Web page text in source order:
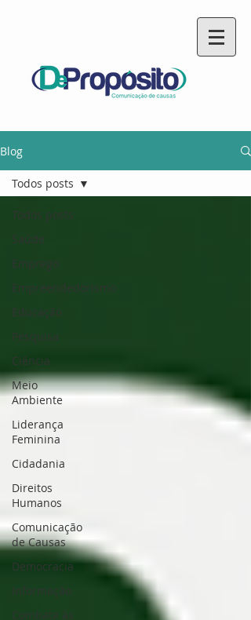
Blog
Todos posts
Saúde
Emprego
Empreendedorismo
Educação
Pesquisa
Ciência
Meio
Ambiente
Liderança
Feminina
Cidadania
Direitos
Humanos
Comunicação
de Causas
Democracia
Informação
Combate às
Todos posts